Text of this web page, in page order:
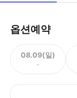
옵션예약
08.09(일)
-